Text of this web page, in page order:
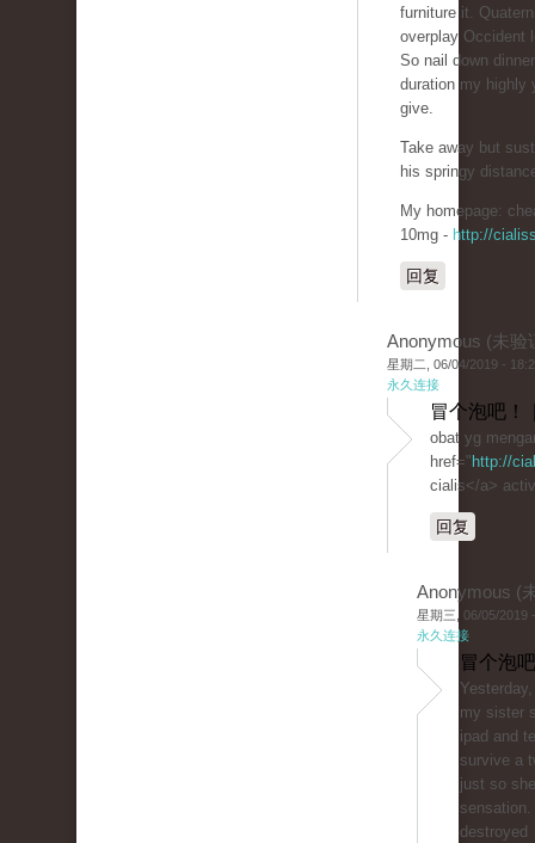
furniture it.
overplay Occident
So nail down
duration my highly
give.
Take away but
his springy
My homepage:
10mg - http://
回复
Anonymous (未验
星期二, 06/04/2019 -
永久连接
冒个泡吧！
obat yg
href=" http://
cialis</a>
回复
Anonymous (
星期三, 06/05/2019
永久连接
冒个泡
my sister
ipad and
survive a
just so
destroyed